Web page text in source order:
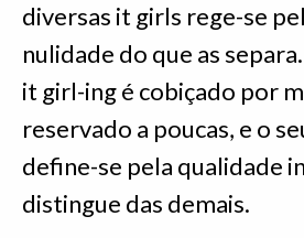
diversas it girls rege-se
nulidade do que as
it girl-ing é cobiçado por
reservado a poucas, e o
define-se pela qualidade
distingue das demais.